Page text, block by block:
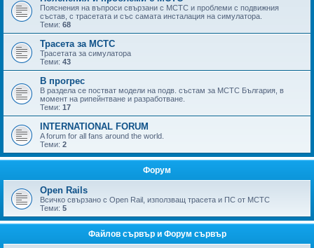
Пояснения на въпроси свързани с МСТС и проблеми с подвижния
състав, с трасетата и със самата инсталация на симулатора.
Теми: 68
Трасета за МСТС
Трасетата за симулатора
Теми: 43
В прогрес
В раздела се постват модели на подв. състам за МСТС България, в
момент на рипейнтване и разработване.
Теми: 17
INTERNATIONAL FORUM
A forum for all fans around the world.
Теми: 2
Форум
Open Rails
Всичко свързано с Open Rail, използващ трасета и ПС от МСТС
Теми: 5
Файлов сървър и Форум сървър